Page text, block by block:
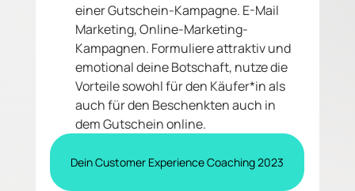
einer Gutschein-Kampagne. E-Mail
Marketing, Online-Marketing-
Kampagnen. Formuliere attraktiv und
emotional deine Botschaft, nutze die
Vorteile sowohl für den Käufer*in als
auch für den Beschenkten auch in
dem Gutschein online.
Dein Customer Experience Coaching 2023